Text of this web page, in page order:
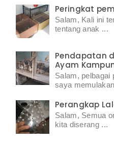
Peringkat
Salam, Kali ini
tentang anak ...
Pendapatan
Ayam
Salam, pelbagai
saya
Perangkap
Salam, Semua
kita diserang ...